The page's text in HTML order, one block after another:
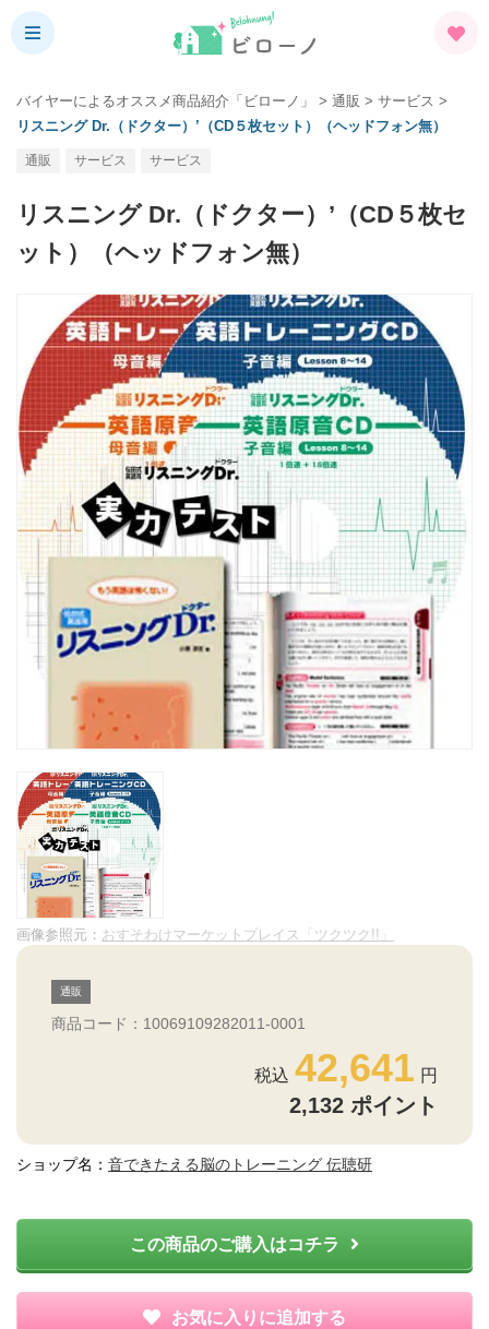
バイヤーによるオススメ商品紹介「ビローノ」 > 通販 > サービス >
リスニング Dr.（ドクター）’（CD５枚セット）（ヘッドフォン無）
通販 サービス サービス
リスニング Dr.（ドクター）’（CD５枚セ
ット）（ヘッドフォン無）
画像参照元： おすそわけマーケットプレイス「ツクツク!!」
通販
商品コード：10069109282011-0001
42,641
2,132 ポイント
ショップ名： 音できたえる脳のトレーニング 伝聴研
この商品のご購入はコチラ
お気に入りに追加する